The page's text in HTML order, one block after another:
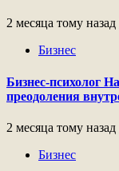
2 месяца тому назад
Бизнес
Бизнес-психолог
преодоления
2 месяца тому назад
Бизнес